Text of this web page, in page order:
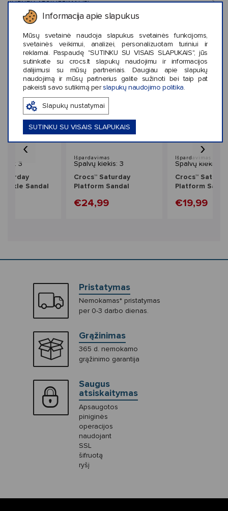
Informacija apie slapukus
Mūsų svetainė naudoja slapukus svetainės funkcijoms,
svetainės veikimui, analizei, personalizuotam turiniui ir
reklamai. Paspaudę "SUTINKU SU VISAIS SLAPUKAIS", jūs
sutinkate su crocs.lt slapukų naudojimu ir informacijos
dalijimusi su mūsų partneriais. Daugiau apie slapukų
naudojimą ir mūsų partnerius galite sužinoti bei taip pat
pakeisti savo sutikimą per slapukų naudojimo politika
Slapukų nustatymai
SUTINKU SU VISAIS SLAPUKAIS
KLIENTŲ ATSILIEPIMAI (5)
Panašaus stiliaus prekės
3
Sandal
Išpardavimas
Spalvų kiekis: 3
Crocs™ Saturday
Platform Sandal
€24,99
Išpardavimas
Spalvų kiekis: 3
Crocs™
Platform
€19,99
‹ ›
Pristatymas
Nemokamas* pristatymas
per 0-3 darbo dienas.
Grąžinimas
365 d. nemokamo
grąžinimo garantija
Saugus
atsiskaitymas
Apsaugotos
piniginės
operacijos
naudojant
SSL
šifruotą
ryšį